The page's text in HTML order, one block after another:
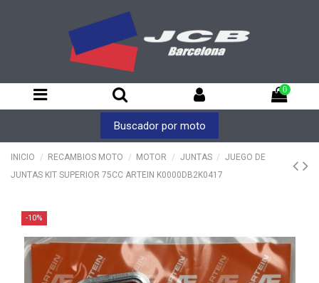
0
Buscador por moto
INICIO RECAMBIOS MOTO MOTOR JUNTAS
JUEGO DE
JUNTAS KIT SUPERIOR 75CC ARTEIN K0000DB2K0417
-10%